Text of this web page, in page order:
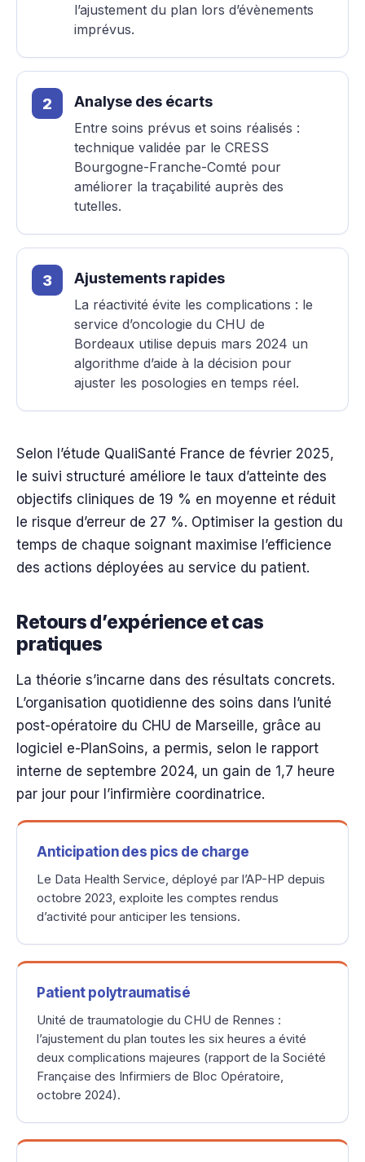
l’ajustement du plan lors d’évènements
imprévus.
Analyse des écarts
Entre soins prévus et soins réalisés :
technique validée par le CRESS
Bourgogne-Franche-Comté pour
améliorer la traçabilité auprès des
tutelles.
Ajustements rapides
La réactivité évite les complications : le
service d’oncologie du CHU de
Bordeaux utilise depuis mars 2024 un
algorithme d’aide à la décision pour
ajuster les posologies en temps réel.
Selon l’étude QualiSanté France de février 2025,
le suivi structuré améliore le taux d’atteinte des
objectifs cliniques de 19 % en moyenne et réduit
le risque d’erreur de 27 %. Optimiser la gestion du
temps de chaque soignant maximise l’efficience
des actions déployées au service du patient.
Retours d’expérience et cas
pratiques
La théorie s’incarne dans des résultats concrets.
L’organisation quotidienne des soins dans l’unité
post-opératoire du CHU de Marseille, grâce au
logiciel e-PlanSoins, a permis, selon le rapport
interne de septembre 2024, un gain de 1,7 heure
par jour pour l’infirmière coordinatrice.
Anticipation des pics de charge
Le Data Health Service, déployé par l’AP-HP depuis
octobre 2023, exploite les comptes rendus
d’activité pour anticiper les tensions.
Patient polytraumatisé
Unité de traumatologie du CHU de Rennes :
l’ajustement du plan toutes les six heures a évité
deux complications majeures (rapport de la Société
Française des Infirmiers de Bloc Opératoire,
octobre 2024).